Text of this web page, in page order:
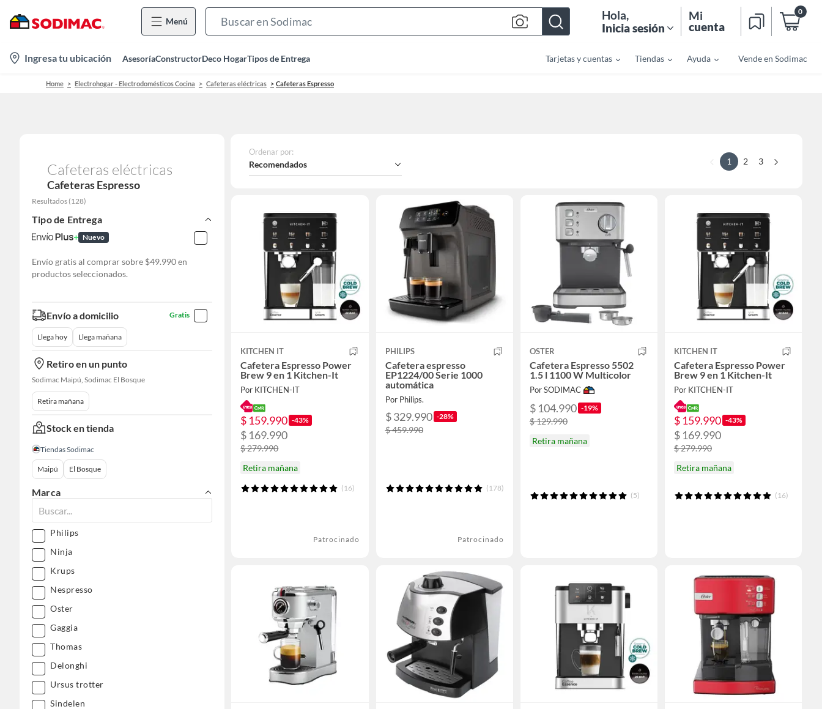
Menú
Bar
Hola,
Inicia sesión
Mi
cuenta
0
location-
icon
Ingresa tu ubicación AsesoríaConstructorDeco HogarTipos de Entrega Tarjetas y cuentas Tiendas Ayuda Vende en Sodimac
Home Electrohogar - Electrodomésticos Cocina Cafeteras eléctricas Cafeteras Espresso
Cafeteras eléctricas
Cafeteras Espresso
Resultados (128)
Tipo de Entrega
Nuevo
Envío gratis al comprar sobre $49.990 en
productos seleccionados.
Envío a domicilio Gratis
Llega hoy Llega mañana
Retiro en un punto
Sodimac Maipú, Sodimac El Bosque
Retira mañana
Stock en tienda
Tiendas Sodimac
Maipú El Bosque
Marca
Philips
Ninja
Krups
Nespresso
Oster
Gaggia
Thomas
Delonghi
Ursus trotter
Sindelen
Ordenar por:
Recomendados 1 2 3
KITCHEN IT
Cafetera Espresso Power
Brew 9 en 1 Kitchen-It
Por KITCHEN-IT
$ 159.990 -43%
$ 169.990
$ 279.990
Retira mañana
(16)
Patrocinado
PHILIPS
Cafetera espresso
EP1224/00 Serie 1000
automática
Por Philips.
$ 329.990 -28%
$ 459.990
(178)
Patrocinado
OSTER
Cafetera Espresso 5502
1.5 l 1100 W Multicolor
Por SODIMAC
$ 104.990 -19%
$ 129.990
Retira mañana
(5)
KITCHEN IT
Cafetera Espresso Power
Brew 9 en 1 Kitchen-It
Por KITCHEN-IT
$ 159.990 -43%
$ 169.990
$ 279.990
Retira mañana
(16)